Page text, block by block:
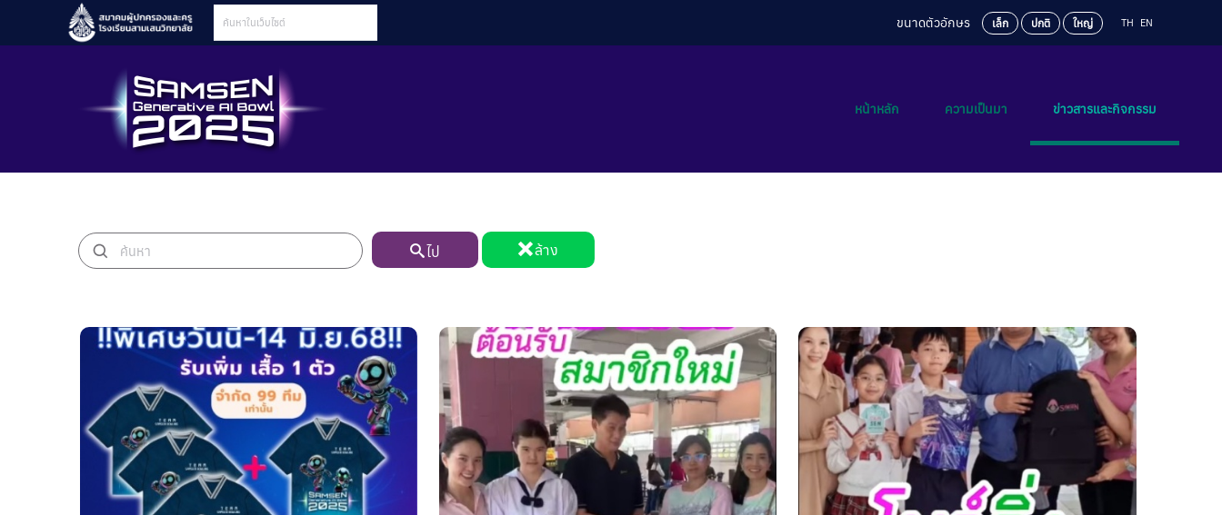
ขนาดตัวอักษร เล็ก ปกติ ใหญ่ TH EN
หน้าหลัก ความเป็นมา ข่าวสารและกิจกรรม
ไป ล้าง